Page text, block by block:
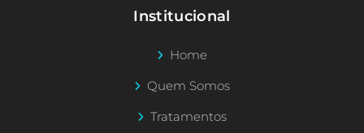
Institucional
Home
Quem Somos
Tratamentos